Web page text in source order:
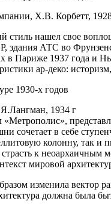
Х.В. Корбетт,
стиль нашел свое
АТС во
в Париже 1937 года
ар-деко:
1934 г
сочетает в себе
колонну, так
к неоархаичным
мировой
изменила вектор
должна была